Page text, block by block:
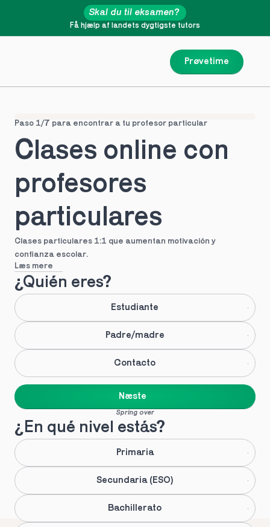
Prøvetime
Få hjælp af landets dygtigste tutors
Skal du til eksamen?
Paso 1/7 para encontrar a tu profesor particular
Clases online con
profesores
particulares
Clases particulares 1:1 que aumentan motivación y
confianza escolar.
Læs mere
¿Quién eres?
Estudiante
Padre/madre
Contacto
Næste
Spring over
¿En qué nivel estás?
Primaria
Secundaria (ESO)
Bachillerato